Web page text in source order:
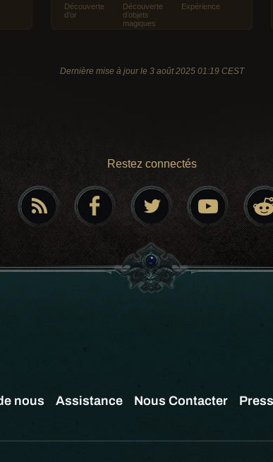
Découverte
d’or
Découverte
d’objets
magiques
Expérience
Dernière mise à jour le 3 août 2025 01:19 CEST
Restez connectés